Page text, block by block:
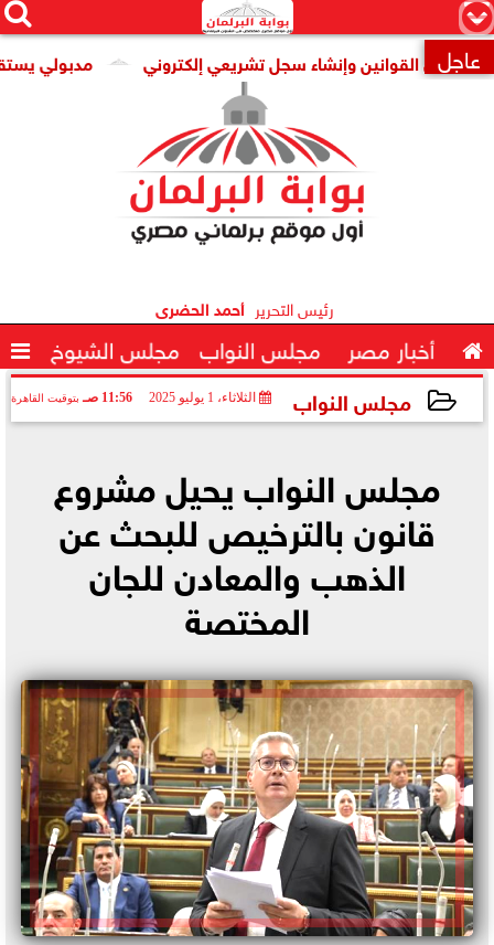
×


 عاجل مدبولي يستقبل القوانين وإنشاء سجل تشريعي إلكتروني
رئيس التحرير أحمد الحضرى
 أخبار مصر مجلس النواب مجلس الشيوخ 
مجلس النواب الثلاثاء، 1 يوليو 2025 11:56 صـ بتوقيت القاهرة
مجلس النواب يحيل مشروع
قانون بالترخيص للبحث عن
الذهب والمعادن للجان
المختصة